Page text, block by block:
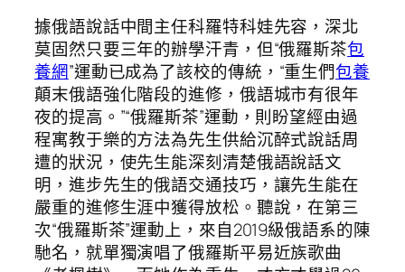
據俄語說話中間主任科羅特科娃先容，深北
莫固然只要三年的辦學汗青，但“俄羅斯茶包
養網”運動已成為了該校的傳統，“重生們包養
顛末俄語強化階段的進修，俄語城市有很年
夜的提高。”“俄羅斯茶”運動，則盼望經由過
程寓教于樂的方法為先生供給沉醉式說話周
遭的狀況，使先生能深刻清楚俄語說話文
明，進步先生的俄語交通技巧，讓先生能在
嚴重的進修生涯中獲得放松。聽說，在第三
次“俄羅斯茶”運動上，來自2019級俄語系的陳
馳名，就單獨演唱了俄羅斯平易近族歌曲